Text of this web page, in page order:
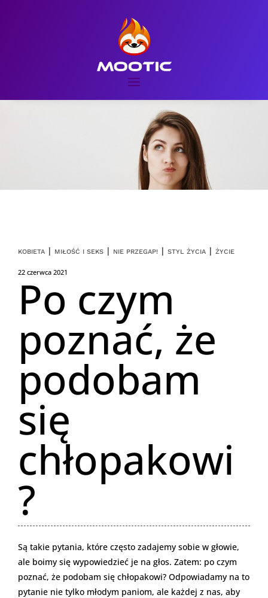
KOBIETA | MIŁOŚĆ I SEKS | NIE PRZEGAP! | STYL ŻYCIA | ŻYCIE
22 czerwca 2021
Po czym
poznać, że
podobam
się
chłopakowi
?
Są takie pytania, które często zadajemy sobie w głowie,
ale boimy się wypowiedzieć je na głos. Zatem: po czym
poznać, że podobam się chłopakowi? Odpowiadamy na to
pytanie nie tylko młodym paniom, ale każdej z nas, aby